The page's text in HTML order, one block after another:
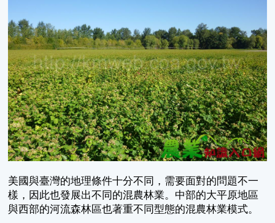
美國與臺灣的地理條件十分不同，需要面對的問題不一
樣，因此也發展出不同的混農林業。中部的大平原地區
與西部的河流森林區也著重不同型態的混農林業模式。